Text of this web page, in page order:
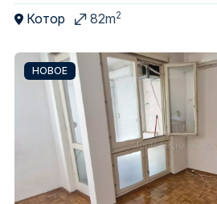
Котор 82m2
НОВОЕ